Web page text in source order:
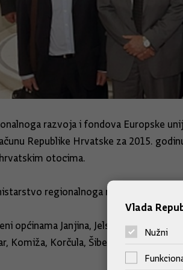
razvoja i fondova Europske
Republike Hrvatske za 2015.
otocima.
regionalnoga razvoja i
općinama Janjina, Jelsa, Lastovo,
Komiža, Korčula, Šibenik, Vis i Vodice.
Vlada
Nužni